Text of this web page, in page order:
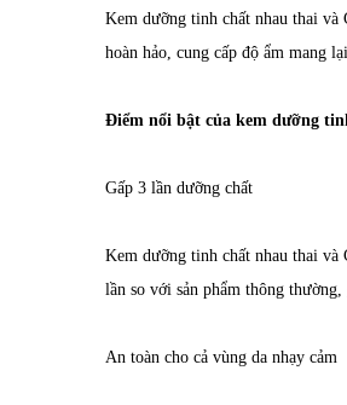
Kem dưỡng tinh chất nhau thai và
hoàn hảo, cung cấp độ ẩm mang
Điểm nổi bật của kem dưỡng
Gấp 3 lần dưỡng chất
Kem dưỡng tinh chất nhau thai và
lần so với sản phẩm thông
An toàn cho cả vùng da nhạy cảm